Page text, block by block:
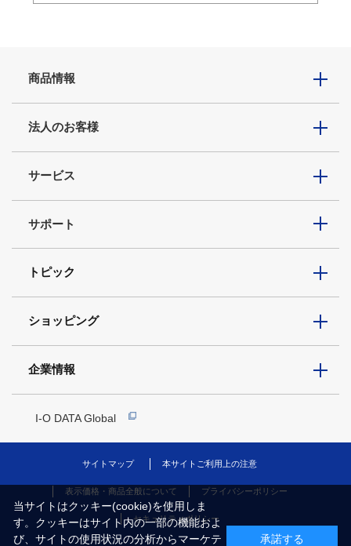
商品情報
法人のお客様
サービス
サポート
トピック
ショッピング
企業情報
I-O DATA Global
サイトマップ 本サイトご利用上の注意
表示価格・商品全般について プライバシーポリシー
セキュリティポリシー
当サイトはクッキー(cookie)を使用しま
す。クッキーはサイト内の一部の機能およ
び、サイトの使用状況の分析からマーケテ
承諾する